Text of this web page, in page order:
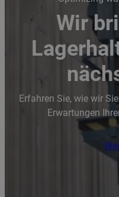
Wir
Erfahren Sie, wie wir
Erwartungen